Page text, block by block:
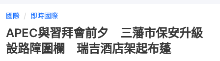
國際 即時國際
APEC與習拜會前夕 三藩市保安升級
設路障圍欄 瑞吉酒店架起布蓬